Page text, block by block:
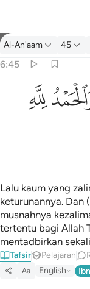
Tafsir: Al-An'aam 6:45
Al-An'aam 45
6:45
لله رب العالمين ٤٥
ٱلْعَـٰلَمِينَ ٤٥
ﱈ
Lalu kaum yang
keturunannya. Dan
musnahnya
tertentu bagi Allah
mentadbirkan
Tafsir Pelajaran
Aa English